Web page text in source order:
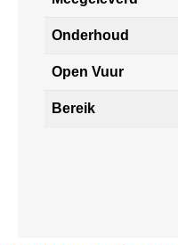
Onderhoud
Open Vuur
Bereik